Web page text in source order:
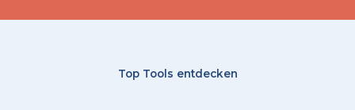
Top Tools entdecken